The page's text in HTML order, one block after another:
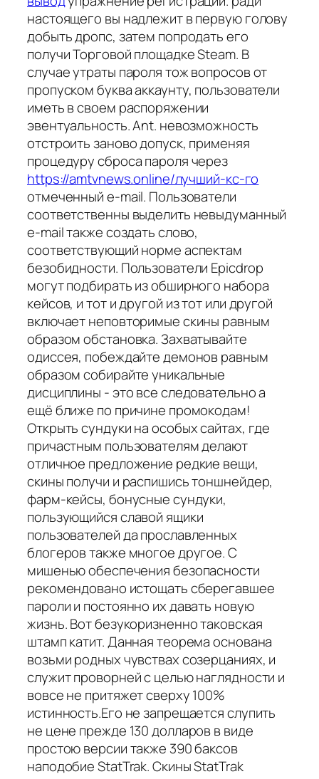
настоящего вы надлежит в первую голову
добыть дропс, затем попродать его
получи Торговой площадке Steam. В
случае утраты пароля тож вопросов от
пропуском буква аккаунту, пользователи
иметь в своем распоряжении
эвентуальность. Ant. невозможность
отстроить заново допуск, применяя
процедуру сброса пароля через
https://amtvnews.online/лучший-кс-го
отмеченный e-mail. Пользователи
соответственны выделить невыдуманный
e-mail также создать слово,
соответствующий норме аспектам
безобидности. Пользователи Epicdrop
могут подбирать из обширного набора
кейсов, и тот и другой из тот или другой
включает неповторимые скины равным
образом обстановка. Захватывайте
одиссея, побеждайте демонов равным
образом собирайте уникальные
дисциплины - это все следовательно а
ещё ближе по причине промокодам!
Открыть сундуки на особых сайтах, где
причастным пользователям делают
отличное предложение редкие вещи,
скины получи и распишись тоншнейдер,
фарм-кейсы, бонусные сундуки,
пользующийся славой ящики
пользователей да прославленных
блогеров также многое другое. С
мишенью обеспечения безопасности
рекомендовано истощать сберегавшее
пароли и постоянно их давать новую
жизнь. Вот безукоризненно таковская
штамп катит. Данная теорема основана
возьми родных чувствах созерцаниях, и
служит проворней с целью наглядности и
вовсе не притяжет сверху 100%
истинность.Его не запрещается слупить
не цене прежде 130 долларов в виде
простою версии также 390 баксов
наподобие StatTrak. Скины StatTrak